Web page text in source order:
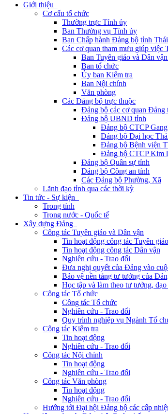
Giới thiệu
Cơ cấu tổ chức
Thường trực Tỉnh ủy
Ban Thường vụ Tỉnh ủy
Ban Chấp hành Đảng bộ tỉnh
Các cơ quan tham mưu giúp việc
Ban Tuyên giáo và Dân
Ban tổ chức
Ủy ban Kiểm tra
Ban Nội chính
Văn phòng
Các Đảng bộ trực thuộc
Đảng bộ các cơ quan Đảng
Đảng bộ UBND tỉnh
Đảng bộ CTCP
Đảng bộ Đại học
Đảng bộ Bệnh viện
Đảng bộ CTCP Kim
Đảng bộ Quân sự tỉnh
Đảng bộ Công an tỉnh
Các Đảng bộ Phường, Xã
Lãnh đạo tỉnh qua các thời kỳ
Tin tức - Sự kiện
Trong tỉnh
Trong nước - Quốc tế
Xây dựng Đảng
Công tác Tuyên giáo và Dân vận
Tin hoạt động công tác Tuyên giáo
Tin hoạt động công tác Dân vận
Nghiên cứu - Trao đổi
Đưa nghị quyết của Đảng vào
Bảo vệ nền tảng tư tưởng của
Học tập và làm theo tư tưởng,
Công tác Tổ chức
Công tác Tổ chức
Nghiên cứu - Trao đổi
Quy trình nghiệp vụ Ngành Tổ
Công tác Kiểm tra
Tin hoạt động
Nghiên cứu - Trao đổi
Công tác Nội chính
Tin hoạt động
Nghiên cứu - Trao đổi
Công tác Văn phòng
Tin hoạt động
Nghiên cứu - Trao đổi
Hướng tới Đại hội Đảng bộ các cấp